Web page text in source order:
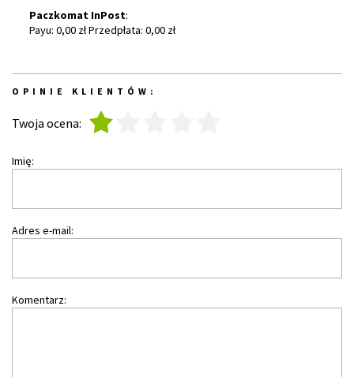
Paczkomat InPost:
Payu: 0,00 zł Przedpłata: 0,00 zł
OPINIE KLIENTÓW:
Twoja ocena:
Imię:
Adres e-mail:
Komentarz: